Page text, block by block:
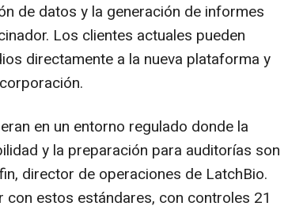
de datos y la generación de informes
Los clientes actuales pueden
directamente a la nueva plataforma y
en un entorno regulado donde la
y la preparación para auditorías son
director de operaciones de LatchBio.
estos estándares, con controles 21